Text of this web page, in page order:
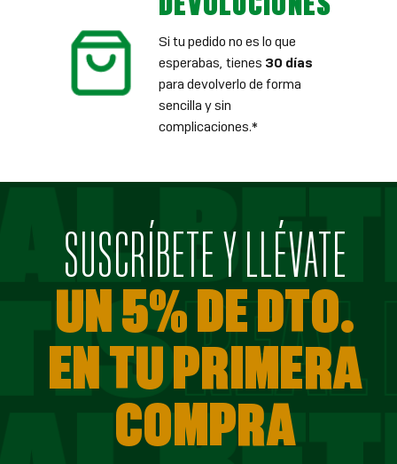
Si tu pedido no es lo que
esperabas, tienes 30 días
para devolverlo de forma
sencilla y sin
complicaciones.*
SUSCRÍBETE Y LLÉVATE
UN 5% DE DTO.
EN TU PRIMERA
COMPRA